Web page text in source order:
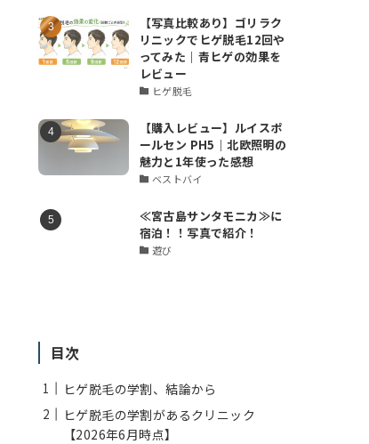
【写真比較あり】ゴリラク
リニックでヒゲ脱毛12回や
ってみた｜青ヒゲの効果を
レビュー
ヒゲ脱毛
【購入レビュー】ルイスポ
ールセン PH5｜北欧照明の
魅力と1年使った感想
ベストバイ
≪宮古島サンタモニカ≫に
宿泊！！写真で紹介！
遊び
目次
ヒゲ脱毛の学割、結論から
ヒゲ脱毛の学割があるクリニック
【2026年6月時点】